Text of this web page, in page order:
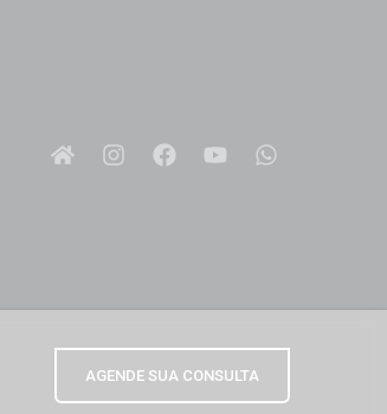
AGENDE SUA CONSULTA